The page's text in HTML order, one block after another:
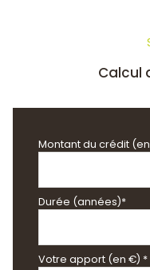
Calcul
Montant du crédit
Durée (années)*
Votre apport (en €) *